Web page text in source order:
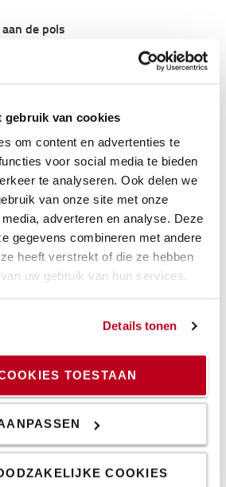
gebruik van cookies
om content en advertenties te
voor social media te bieden
te analyseren. Ook delen we
van onze site met onze
adverteren en analyse. Deze
gegevens combineren met andere
heeft verstrekt of die ze hebben
uw gebruik van hun services.
Details tonen
TOESTAAN
COOKIES
de pols
nieuwe vloot moderne Toyota
een duidelijke stap richting
Tonero 8-serie is naar
I_Site wil het
te maken. Elke
een I_Site module en antenne. De
time informatie over de inzet uit
applicatie in detail worden
loggen in met een eigen
nauwkeurig het gebruik.
belangrijk”, stelt Ronald van
een sterk wisselende groep
gaan we kijken hoe we
de opleiding op de inzet kunnen
willen we ook schades
zetten we een grote stap
groter bewustzijn rondom onze
Als deze pilot een succes blijkt,
rest van de PontMeyer-